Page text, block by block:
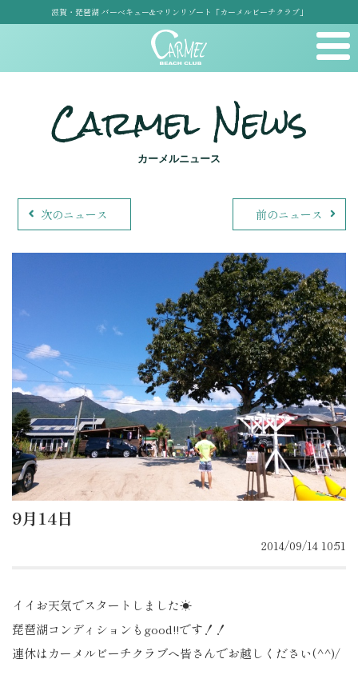
滋賀・琵琶湖 バーベキュー&マリンリゾート「カーメルビーチクラブ」
Carmel News
カーメルニュース
次のニュース 前のニュース
9月14日
2014/09/14 10:51
イイお天気でスタートしました☀
琵琶湖コンディションもgood!!です！！
連休はカーメルビーチクラブへ皆さんでお越しください(^^)/